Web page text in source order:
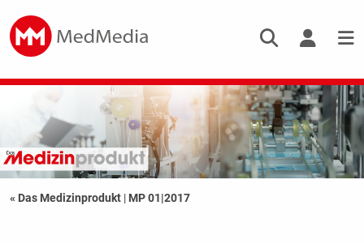
« Das Medizinprodukt | MP 01|2017